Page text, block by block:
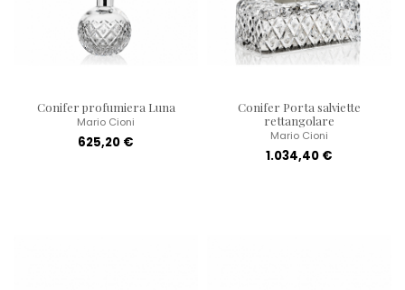
Conifer profumiera Luna
Mario Cioni
625,20 €
Conifer Porta salviette
rettangolare
Mario Cioni
1.034,40 €